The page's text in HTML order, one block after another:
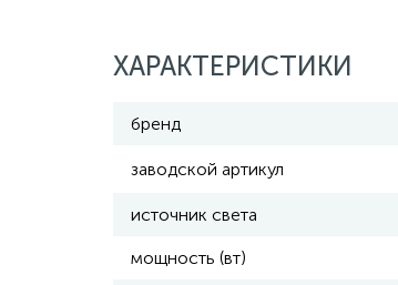
ХАРАКТЕРИСТИКИ
бренд
заводской артикул
источник света
мощность (вт)